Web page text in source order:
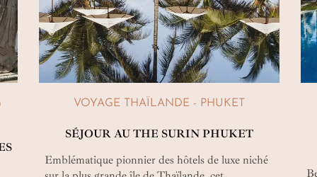
VOYAGE THAÏLANDE - PHUKET
SÉJOUR AU THE SURIN PHUKET
Emblématique pionnier des hôtels de luxe niché